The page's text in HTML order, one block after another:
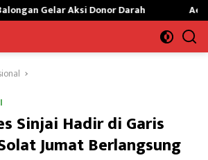
Darah Aerlangga Satrya
Sinjai Hadir di Garis
Jumat Berlangsung